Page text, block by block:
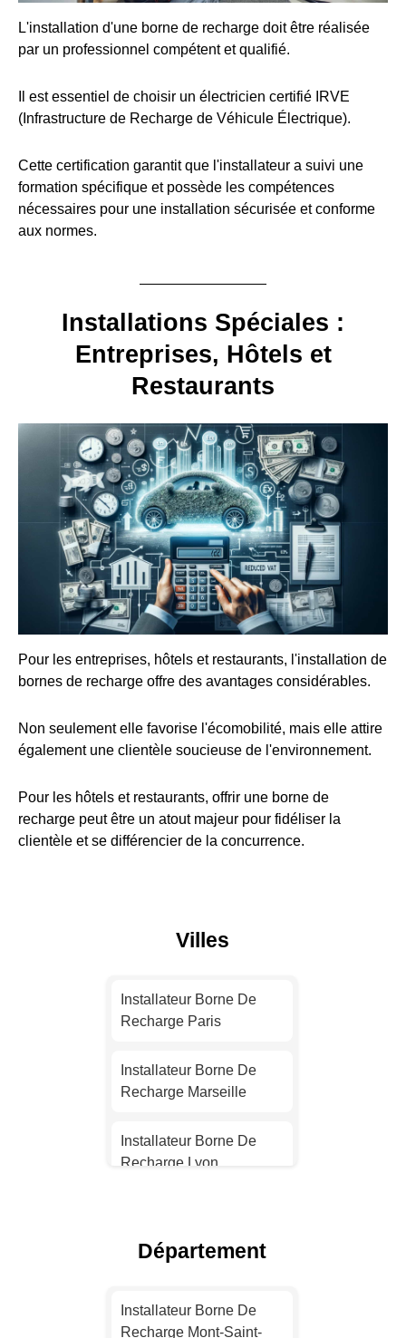
L'installation d'une borne de recharge doit être réalisée
par un professionnel compétent et qualifié.
Il est essentiel de choisir un électricien certifié IRVE
(Infrastructure de Recharge de Véhicule Électrique).
Cette certification garantit que l'installateur a suivi une
formation spécifique et possède les compétences
nécessaires pour une installation sécurisée et conforme
aux normes.
Installations Spéciales :
Entreprises, Hôtels et
Restaurants
Pour les entreprises, hôtels et restaurants, l'installation de
bornes de recharge offre des avantages considérables.
Non seulement elle favorise l'écomobilité, mais elle attire
également une clientèle soucieuse de l'environnement.
Pour les hôtels et restaurants, offrir une borne de
recharge peut être un atout majeur pour fidéliser la
clientèle et se différencier de la concurrence.
Villes
Installateur Borne De
Recharge Paris
Installateur Borne De
Recharge Marseille
Installateur Borne De
Recharge Lyon
Recharge Nice
Département
Installateur Borne De
Recharge Mont-Saint-